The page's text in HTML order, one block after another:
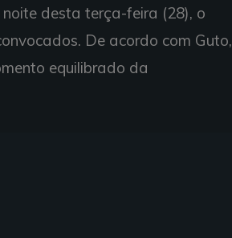
desta terça-feira (28), o
De acordo com Guto,
equilibrado da